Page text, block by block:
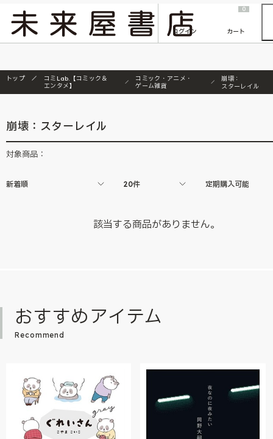
『ONE PIECE magazine 021 ONE PIECEカード付き同梱版』発売延期のご案内
ログイン
0
カート
トップ
コミLab.【コミック＆
エンタメ】
コミック・アニメ・
ゲーム雑貨
崩壊：
スターレイル
崩壊：スターレイル
対象商品：
新着順 20件 定期購入可能
該当する商品がありません。
おすすめアイテム
Recommend